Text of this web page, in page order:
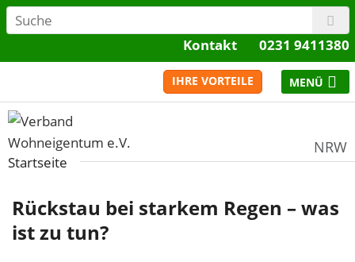
Kontakt 0231 9411380
IHRE VORTEILE
NRW
Startseite
Rückstau bei starkem Regen – was
ist zu tun?